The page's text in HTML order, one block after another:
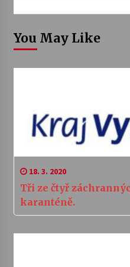
You May Like
18. 3. 2020
Tři ze čtyř
karanténě.